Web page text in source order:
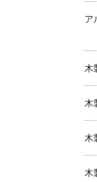
ア
木
木
木
木